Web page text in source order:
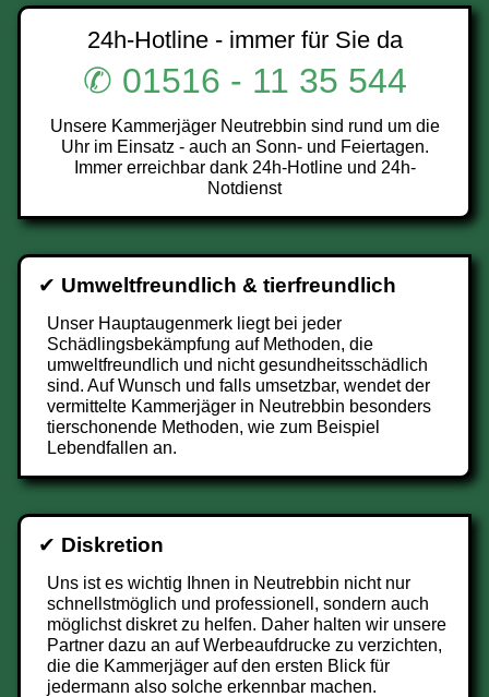
24h-Hotline - immer für Sie da
✆ 01516 - 11 35 544
Unsere Kammerjäger Neutrebbin sind rund um die
Uhr im Einsatz - auch an Sonn- und Feiertagen.
Immer erreichbar dank 24h-Hotline und 24h-
Notdienst
✔ Umweltfreundlich & tierfreundlich
Unser Hauptaugenmerk liegt bei jeder
Schädlingsbekämpfung auf Methoden, die
umweltfreundlich und nicht gesundheitsschädlich
sind. Auf Wunsch und falls umsetzbar, wendet der
vermittelte Kammerjäger in Neutrebbin besonders
tierschonende Methoden, wie zum Beispiel
Lebendfallen an.
✔ Diskretion
Uns ist es wichtig Ihnen in Neutrebbin nicht nur
schnellstmöglich und professionell, sondern auch
möglichst diskret zu helfen. Daher halten wir unsere
Partner dazu an auf Werbeaufdrucke zu verzichten,
die die Kammerjäger auf den ersten Blick für
jedermann also solche erkennbar machen.